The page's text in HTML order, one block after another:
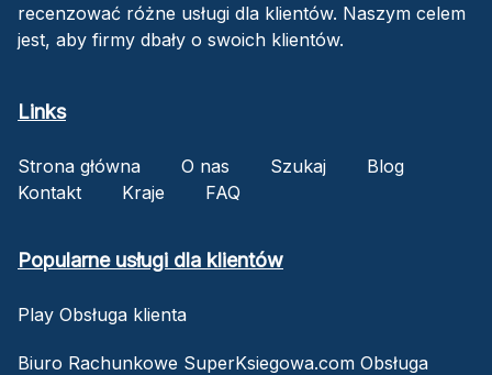
recenzować różne usługi dla klientów. Naszym celem
jest, aby firmy dbały o swoich klientów.
Links
Strona główna O nas Szukaj
Blog
Kontakt
Kraje FAQ
Popularne usługi dla klientów
Play Obsługa klienta
Biuro Rachunkowe SuperKsiegowa.com Obsługa